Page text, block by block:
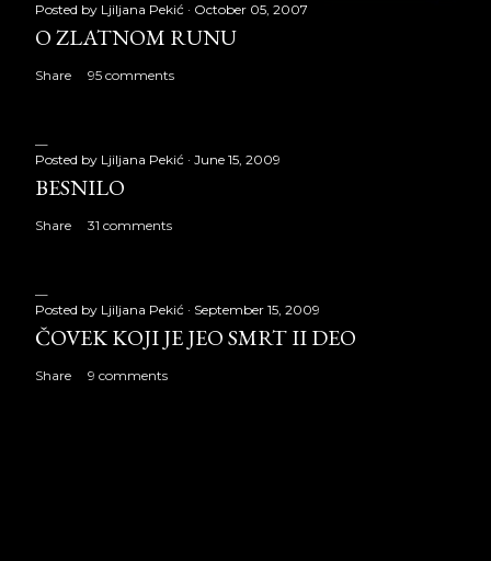
Posted by Ljiljana Pekić October 05, 2007
O ZLATNOM RUNU
Share 95 comments
Posted by Ljiljana Pekić June 15, 2009
BESNILO
Share 31 comments
Posted by Ljiljana Pekić September 15, 2009
ČOVEK KOJI JE JEO SMRT II DEO
Share 9 comments